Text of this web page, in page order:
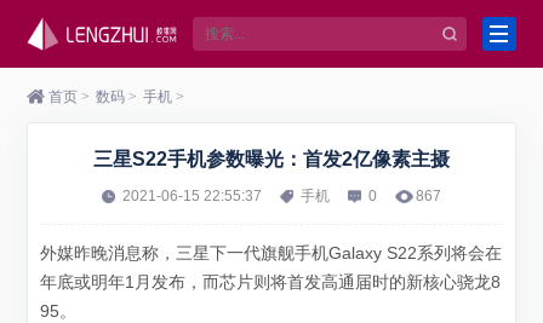
首页 > 数码 > 手机 >
三星S22手机参数曝光：首发2亿像素主摄
2021-06-15 22:55:37 手机 0 867
外媒昨晚消息称，三星下一代旗舰手机Galaxy S22系列将会在
年底或明年1月发布，而芯片则将首发高通届时的新核心骁龙8
95。